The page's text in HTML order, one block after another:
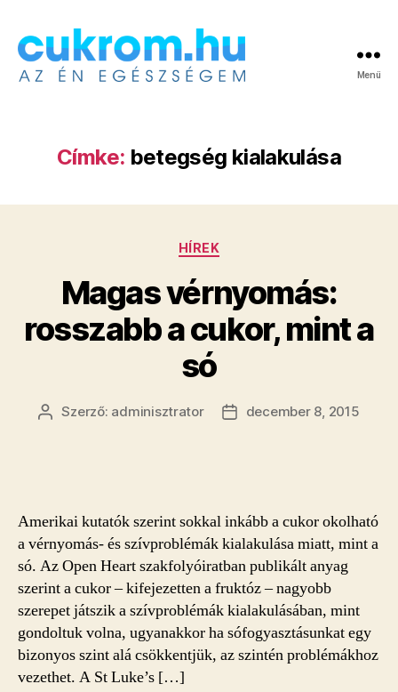
Menü
Címke: betegség kialakulása
Kategóriák
HÍREK
Magas vérnyomás:
rosszabb a cukor, mint a
só
Bejegyzés
Szerző: adminisztrator
Bejegyzés
december 8, 2015
Amerikai kutatók szerint sokkal inkább a cukor okolható
a vérnyomás- és szívproblémák kialakulása miatt, mint a
só. Az Open Heart szakfolyóiratban publikált anyag
szerint a cukor – kifejezetten a fruktóz – nagyobb
szerepet játszik a szívproblémák kialakulásában, mint
gondoltuk volna, ugyanakkor ha sófogyasztásunkat egy
bizonyos szint alá csökkentjük, az szintén problémákhoz
vezethet. A St Luke’s […]